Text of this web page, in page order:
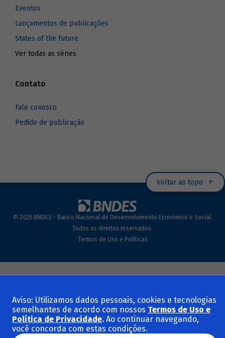
Eventos
Lançamentos de publicações
States of the future
Ver todas as séries
Contato
Fale conosco
Pedido de publicação
Voltar ao topo
© 2025 BNDES - Banco Nacional de Desenvolvimento Econômico e Social.
Todos os direitos reservados.
Termos de Uso e Políticas
Aviso: Utilizamos dados pessoais, cookies e tecnologias
semelhantes de acordo com nossos Termos de Uso e
Política de Privacidade. Ao continuar navegando,
você concorda com estas condições.